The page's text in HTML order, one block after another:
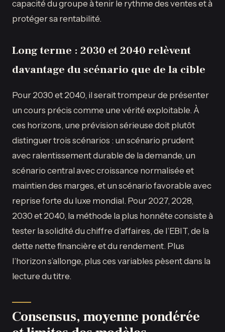
capacité du groupe à tenir le rythme des ventes et à
protéger sa rentabilité.
Long terme : 2030 et 2040 relèvent
davantage du scénario que de la cible
Pour 2030 et 2040, il serait trompeur de présenter
un cours précis comme une vérité exploitable. À
ces horizons, une prévision sérieuse doit plutôt
distinguer trois scénarios : un scénario prudent
avec ralentissement durable de la demande, un
scénario central avec croissance normalisée et
maintien des marges, et un scénario favorable avec
reprise forte du luxe mondial. Pour 2027, 2028,
2030 et 2040, la méthode la plus honnête consiste à
tester la solidité du chiffre d’affaires, de l’EBIT, de la
dette nette financière et du rendement. Plus
l’horizon s’allonge, plus ces variables pèsent dans la
lecture du titre.
Consensus, moyenne pondérée